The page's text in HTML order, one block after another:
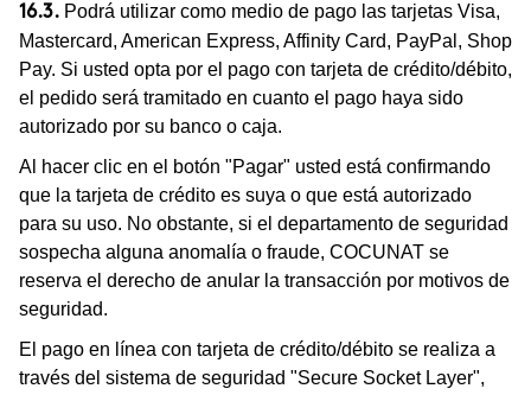
16.3. Podrá utilizar como medio de pago las tarjetas Visa,
Mastercard, American Express, Affinity Card, PayPal, Shop
Pay. Si usted opta por el pago con tarjeta de crédito/débito,
el pedido será tramitado en cuanto el pago haya sido
autorizado por su banco o caja.
Al hacer clic en el botón "Pagar" usted está confirmando
que la tarjeta de crédito es suya o que está autorizado
para su uso. No obstante, si el departamento de seguridad
sospecha alguna anomalía o fraude, COCUNAT se
reserva el derecho de anular la transacción por motivos de
seguridad.
El pago en línea con tarjeta de crédito/débito se realiza a
través del sistema de seguridad "Secure Socket Layer",